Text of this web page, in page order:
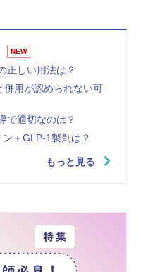
NEW
正しい用法は？
併用が認められない可
で適切なのは？
＋GLP-1製剤は？
もっと見る